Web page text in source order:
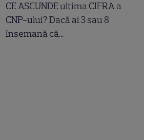
CE ASCUNDE ultima CIFRA a
CNP-ului? Dacă ai 3 sau 8
însemană că...